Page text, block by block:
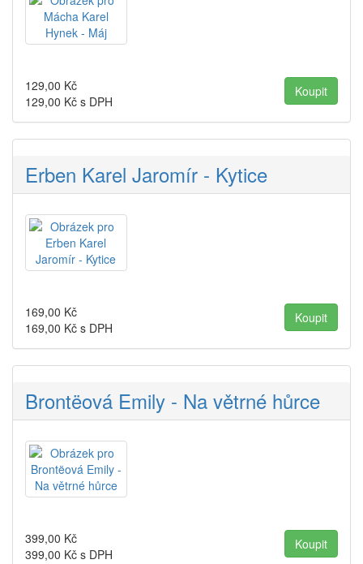
129,00 Kč
129,00 Kč s DPH
Erben Karel Jaromír - Kytice
169,00 Kč
169,00 Kč s DPH
Brontëová Emily - Na větrné hůrce
399,00 Kč
399,00 Kč s DPH